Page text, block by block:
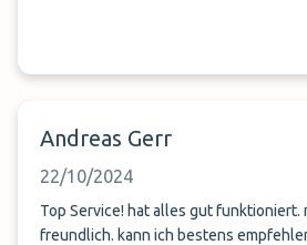
Andreas Gerr
22/10/2024
Top Service! hat alles gut funktioniert.
freundlich. kann ich bestens